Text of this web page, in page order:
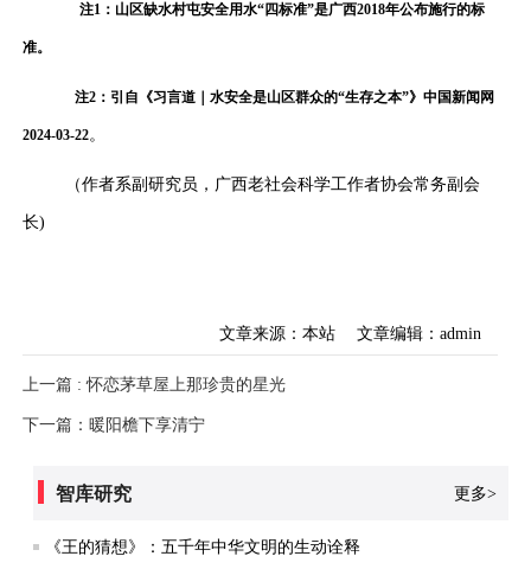
注1：山区缺水村屯安全用水“四标准”是广西2018年公布施行的标
准。
注2：引自《习言道｜水安全是山区群众的“生存之本”》中国新闻网
2024-03-22。
（作者系副研究员，广西老社会科学工作者协会常务副会
长)
文章来源：本站 文章编辑：admin
上一篇 : 怀恋茅草屋上那珍贵的星光
下一篇：暖阳檐下享清宁
智库研究 更多>
《王的猜想》：五千年中华文明的生动诠释